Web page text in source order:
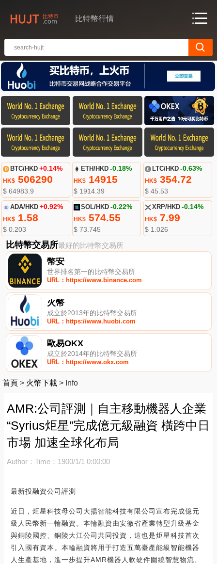
比特幣行情
BTC/HKD +0.14%
HK$506290
$ 64983.9
ETH/HKD -0.18%
HK$ 14915
$ 1914.39
LTC/HKD -0.63%
HK$354.72
$ 45.53
ADA/HKD +0.92%
HK$1.58
$ 0.203
SOL/HKD -0.22%
HK$ 574.55
$ 73.745
XRP/HKD -0.14%
HK$7.99
$ 1.026
比特幣交易所最好的比特幣交易所
幣安
世界排名第一的比特幣交易所
URL：https://www.binance.com
火幣
成立於2013年的比特幣交易所
URL：https://www.huobi.com
歐易OKX
成立於2014年的比特幣交易所
URL：https://www.okx.com
首頁 > 火幣下載 > Info
AMR:公司評測｜自主移動機器人企業
“Syrius炬星”完成億元級融資 橫跨中日
市場 加速全球化布局
Author： Time：1900/1/1 0:00:00
最新投融資公司評測
近日，炬星科技母公司大揚智能科技有限公司宣布完成億元
級人民幣新一輪融資。本輪融資由安徽省產業轉型升級基金
與銅陵國控、銅陵大江公司共同投資，這也是炬星科技首次
引入國有資本。本輪融資將用于打造五萬臺產能級智能機器
人生產基地，進一步提升AMR機器人軟硬件圍繞智慧物流、